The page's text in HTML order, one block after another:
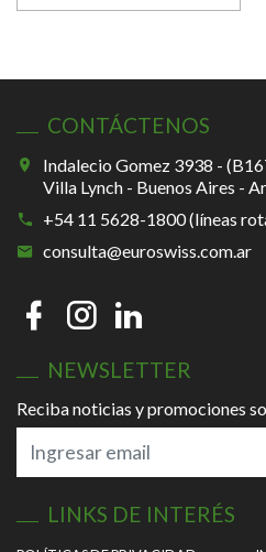
CONTÁCTENOS
Indalecio Gomez 3938 -
Villa Lynch - Buenos Aires -
+54 11 5628-1800 (líneas
consulta@euroswiss.com.ar
NEWSLETTER
Reciba noticias y promociones
LINKS DE INTERÉS